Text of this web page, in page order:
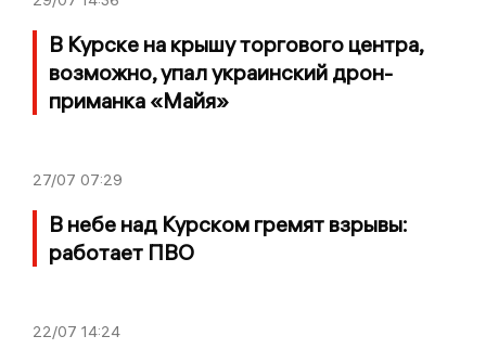
В Курске на крышу торгового центра,
возможно, упал украинский дрон-
приманка «Майя»
27/07 07:29
В небе над Курском гремят взрывы:
работает ПВО
22/07 14:24